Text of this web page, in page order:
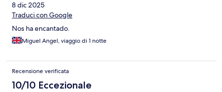
8 dic 2025
Traduci con Google
Nos ha encantado.
Miguel Angel, viaggio di 1 notte
Recensione verificata
10/10 Eccezionale